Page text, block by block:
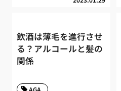
飲酒は薄毛を進行させ
る？アルコールと髪の
関係
AGA